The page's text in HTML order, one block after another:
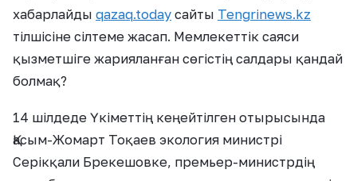
хабарлайды qazaq.today сайты Tengrinews.kz
тілшісіне сілтеме жасап. Мемлекеттік саяси
қызметшіге жарияланған сөгістің салдары қандай
болмақ?
14 шілдеде Үкіметтің кеңейтілген отырысында
Қасым-Жомарт Тоқаев экология министрі
Серікқали Брекешовке, премьер-министрдің